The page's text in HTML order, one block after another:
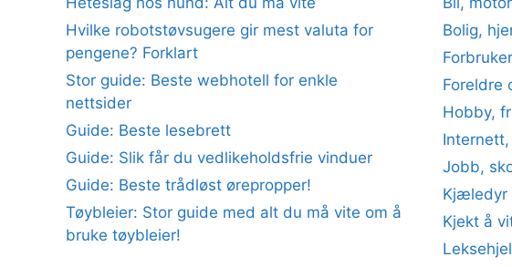
Hvilke robotstøvsugere gir mest valuta for
pengene? Forklart
Stor guide: Beste webhotell for enkle
nettsider
Guide: Beste lesebrett
Guide: Slik får du vedlikeholdsfrie vinduer
Guide: Beste trådløst ørepropper!
Tøybleier: Stor guide med alt du må vite om å
bruke tøybleier!
Bolig,
Forbruker
Foreldre
Hobby,
Jobb,
Kjæledyr
Kjekt å